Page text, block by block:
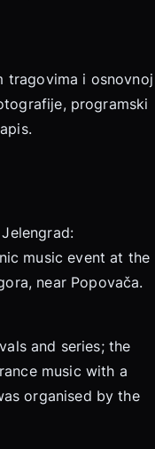
tragovima i osnovnoj
programski
music event at the
near Popovača.
and series; the
music with a
organised by the